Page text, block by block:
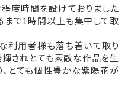
度時間を設けておりました
まで1時間以上も集中して取
利用者様も落ち着いて取り
されとても素敵な作品を生
とても個性豊かな紫陽花が